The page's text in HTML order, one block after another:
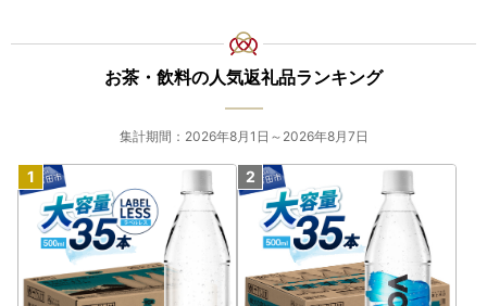
お茶・飲料の人気返礼品ランキング
集計期間：2026年8月1日～2026年8月7日